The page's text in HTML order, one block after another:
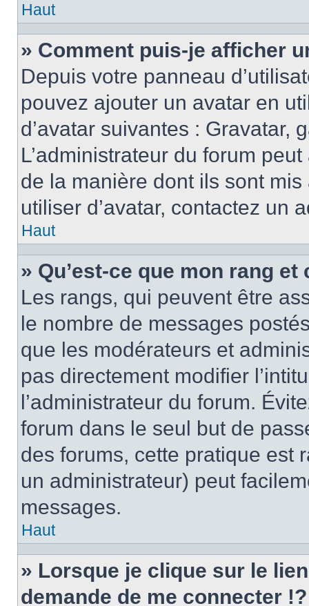
Haut
» Comment puis-je afficher
Depuis votre panneau
pouvez ajouter un avatar en
d’avatar suivantes : Gravatar,
L’administrateur du forum
de la manière dont ils sont
utiliser d’avatar, contactez un
Haut
» Qu’est-ce que mon rang
Les rangs, qui peuvent être
le nombre de messages
que les modérateurs et
pas directement modifier
l’administrateur du forum.
forum dans le seul but de
des forums, cette pratique est
un administrateur) peut
messages.
Haut
» Lorsque je clique sur le
demande de me connecter !?